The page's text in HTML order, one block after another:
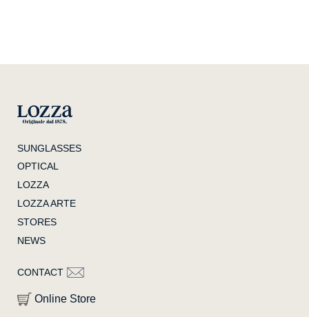
SUNGLASSES
OPTICAL
LOZZA
LOZZA ARTE
STORES
NEWS
CONTACT
Online Store